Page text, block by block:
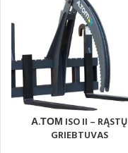
А.ТОМ ISO II – RĄSTŲ
GRIEBTUVAS